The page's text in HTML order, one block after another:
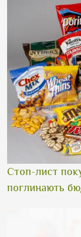
Стоп-лист
поглинають